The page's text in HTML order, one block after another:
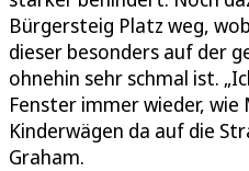
Bürgersteig Platz weg,
dieser besonders auf der
ohnehin sehr schmal ist.
Fenster immer wieder,
Kinderwägen da auf die
Graham.